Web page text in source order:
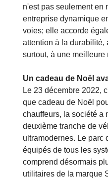
n'est pas seulement en
entreprise dynamique
voies; elle accorde
attention à la durabilité,
surtout, à une meilleure
Un cadeau de Noël
Le 23 décembre 2022,
que cadeau de Noël
chauffeurs, la société a
deuxième tranche de
ultramodernes. Le parc
équipés de tous les
comprend désormais
utilitaires de la marque